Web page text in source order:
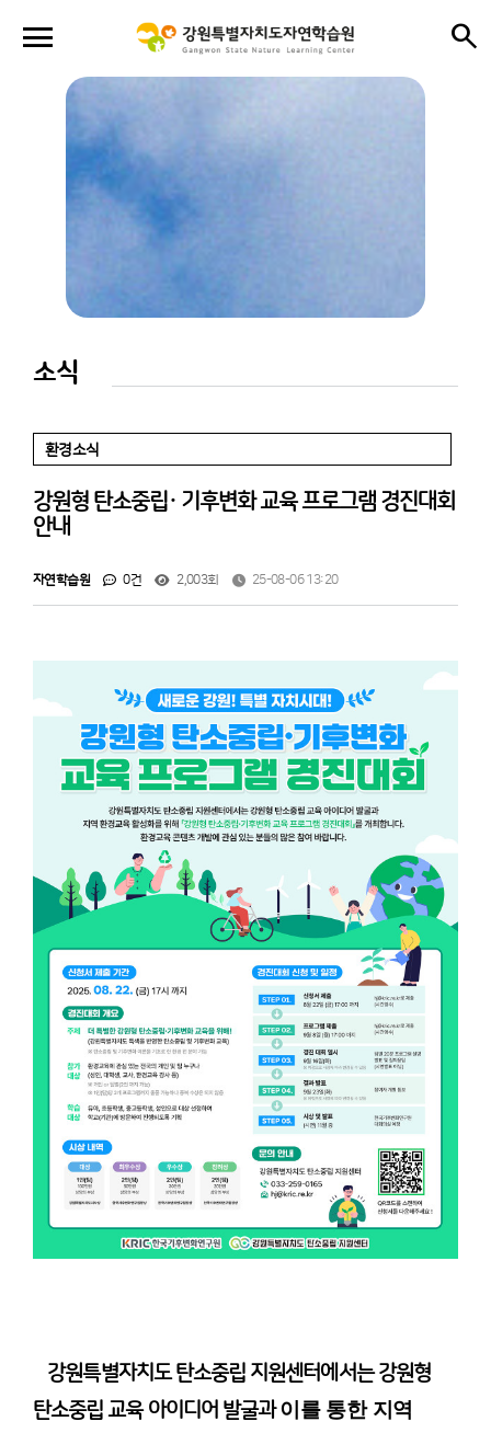
menu
search
소식
환경소식
강원형 탄소중립· 기후변화 교육 프로그램 경진대회
안내
자연학습원 0건 2,003회 25-08-06 13:20
강원특별자치도 탄소중립 지원센터에서는 강원형
탄소중립 교육 아이디어 발굴과이를 통한 지역